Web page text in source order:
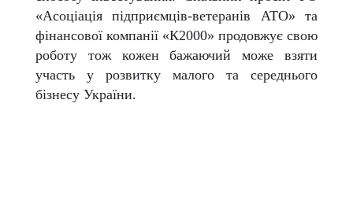
«Асоціація підприємців-ветеранів АТО» та
фінансової компанії «К2000» продовжує свою
роботу тож кожен бажаючий може взяти
участь у розвитку малого та середнього
бізнесу України.